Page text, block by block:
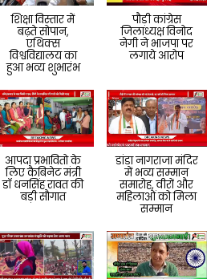
शिक्षा विस्तार में
बढ़ते सोपान,
एथिक्स
विश्वविद्यालय का
हुआ भव्य शुभारंभ
पौड़ी कांग्रेस
जिलाध्यक्ष विनोद
नेगी ने भाजपा पर
लगाये आरोप
आपदा प्रभावितो के
लिए कैबिनेट मंत्री
डॉ धनसिंह रावत की
बड़ी सौगात
डांडा नागराजा मंदिर
में भव्य सम्मान
समारोह, वीरों और
महिलाओं को मिला
सम्मान